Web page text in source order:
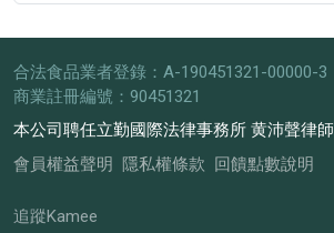
合法食品業者登錄：A-190451321-00000-3
商業註冊編號：90451321
本公司聘任立勤國際法律事務所 黄沛聲律師
會員權益聲明
隱私權條款 回饋點數說明
追蹤Kamee